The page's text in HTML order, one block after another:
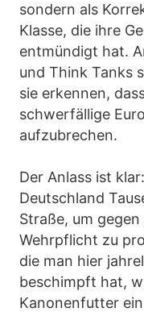
sondern als
Klasse, die ihre
entmündigt hat.
und Think Tanks
sie erkennen,
schwerfällige
aufzubrechen.
Der Anlass ist
Deutschland
Straße, um
Wehrpflicht zu
die man hier
beschimpft hat,
Kanonenfutter